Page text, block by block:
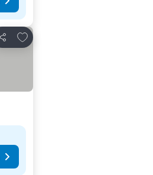
Teilen
Zu Favoriten hinzufügen